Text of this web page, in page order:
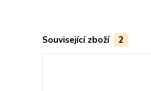
Související zboží 2